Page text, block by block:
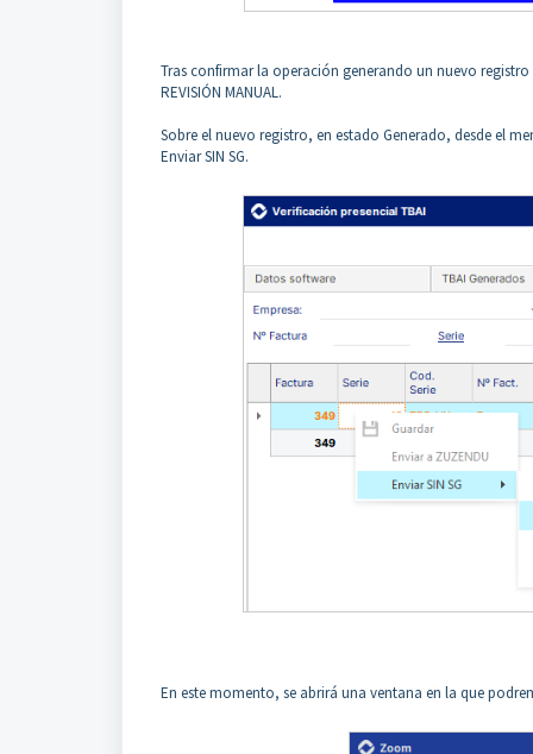
Tras confirmar la operación generando un nuevo
REVISIÓN MANUAL.
Sobre el nuevo registro, en estado Generado, desde el
Enviar SIN SG.
En este momento, se abrirá una ventana en la que